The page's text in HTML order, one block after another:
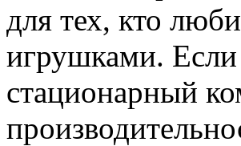
для тех, кто
игрушками.
стационарный